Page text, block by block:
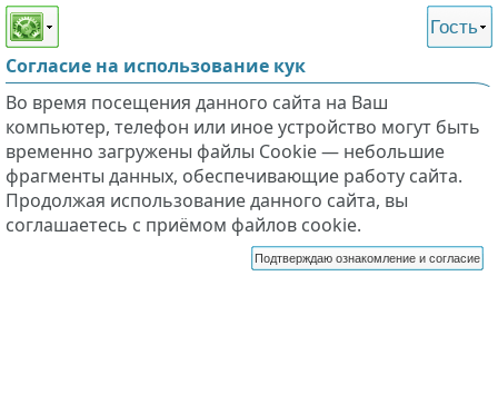
Этот сайт поддерживает
слабовидящих
Гость
Согласие на использование кук
Во время посещения данного сайта на Ваш
компьютер, телефон или иное устройство могут быть
временно загружены файлы Cookie — небольшие
фрагменты данных, обеспечивающие работу сайта.
Продолжая использование данного сайта, вы
соглашаетесь с приёмом файлов cookie.
Подтверждаю ознакомление и согласие